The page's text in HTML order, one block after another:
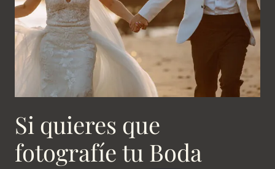
Si quieres que
fotografíetu Boda